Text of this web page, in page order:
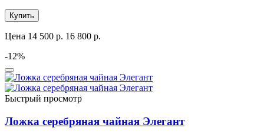
Купить
Цена 14 500 р. 16 800 р.
-12%
Быстрый просмотр
Ложка серебряная чайная Элегант